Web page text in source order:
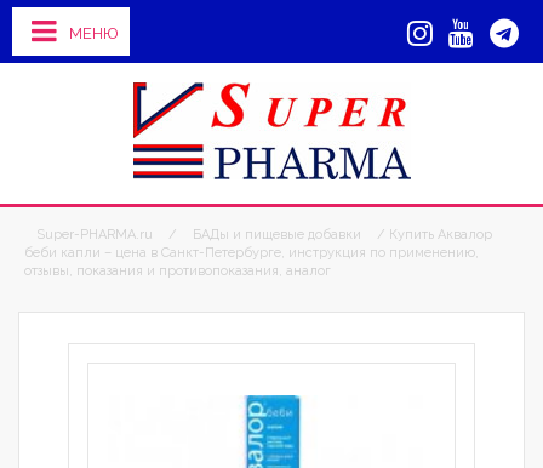
МЕНЮ
Super-PHARMA.ru / БАДы и пищевые добавки
/ Купить Аквалор
беби капли – цена в Санкт-Петербурге, инструкция по применению,
отзывы, показания и противопоказания, аналог